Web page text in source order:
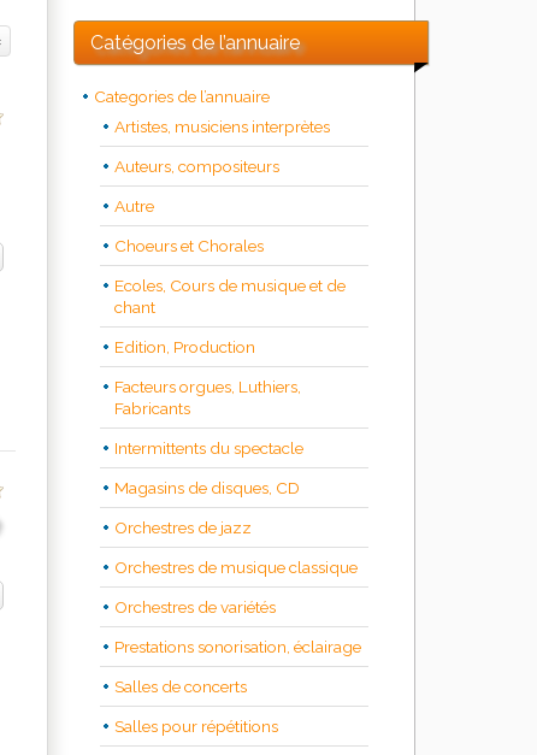
Catégories de l’annuaire
Categories de l’annuaire
Artistes, musiciens interprètes
Auteurs, compositeurs
Autre
Choeurs et Chorales
Ecoles, Cours de musique et de
chant
Edition, Production
Facteurs orgues, Luthiers,
Fabricants
Intermittents du spectacle
Magasins de disques, CD
Orchestres de jazz
Orchestres de musique classique
Orchestres de variétés
Prestations sonorisation, éclairage
Salles de concerts
Salles pour répétitions